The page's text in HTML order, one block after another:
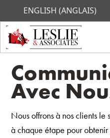
ENGLISH (ANGLAIS)
Avec
Nous offrons à nos clients le
à chaque étape pour obtenir